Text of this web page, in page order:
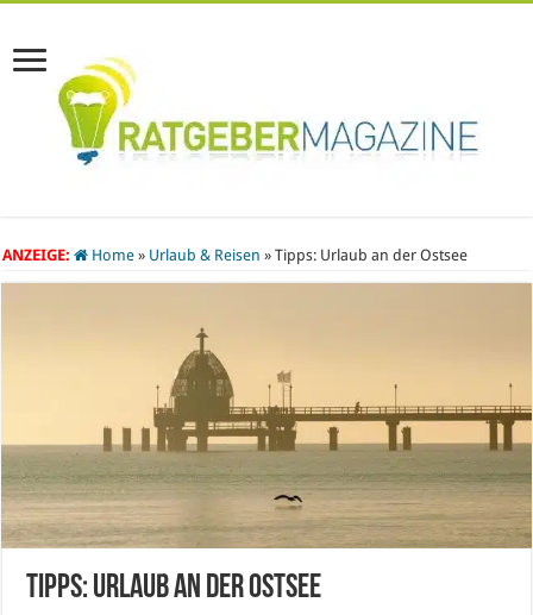
ANZEIGE: Home » Urlaub & Reisen » Tipps: Urlaub an der Ostsee
Tipps: Urlaub an der Ostsee